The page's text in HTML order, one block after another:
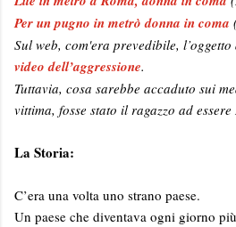
Per un pugno in metrò donna in coma
Sul web, com'era prevedibile,
video dell’aggressione.
Tuttavia, cosa sarebbe accaduto sui
vittima, fosse stato il ragazzo ad essere
La Storia:
C’era una volta uno strano paese.
Un paese che diventava ogni giorno